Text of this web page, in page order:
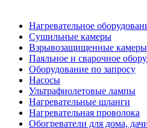
Нагревательное
Сушильные камеры
Взрывозащищенные камеры
Паяльное и сварочное
Оборудование по запросу
Насосы
Ультрафиолетовые лампы
Нагревательные шланги
Нагревательная проволока
Обогреватели для дома,